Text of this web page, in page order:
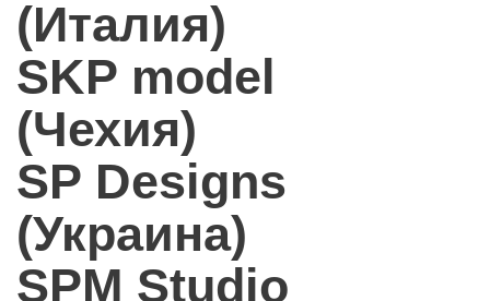
(Италия)
SKP model
(Чехия)
SP Designs
(Украина)
SPM Studio